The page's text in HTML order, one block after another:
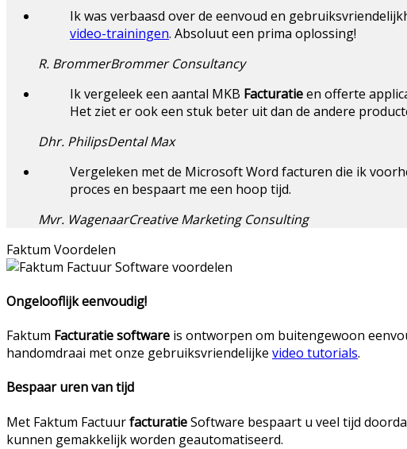
Ik was verbaasd over de eenvoud en
video-trainingen. Absoluut een prima oplossing!
R. BrommerBrommer Consultancy
Ik vergeleek een aantal MKB Facturatieen offerte
Het ziet er ook een stuk beter uit dan de andere
Dhr. PhilipsDental Max
Vergeleken met de Microsoft Word facturen die ik
proces en bespaart me een hoop tijd.
Mvr. WagenaarCreative Marketing Consulting
Faktum Voordelen
Ongelooflijk eenvoudig!
Faktum Facturatiesoftware is ontworpen om buitengewoon
handomdraai met onze gebruiksvriendelijke video tutorials.
Bespaar uren van tijd
Met Faktum FactuurfacturatieSoftware bespaart u veel tijd
kunnen gemakkelijk worden geautomatiseerd.